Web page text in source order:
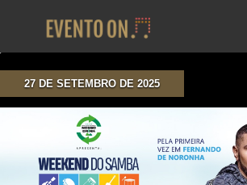
27 DE SETEMBRO DE 2025